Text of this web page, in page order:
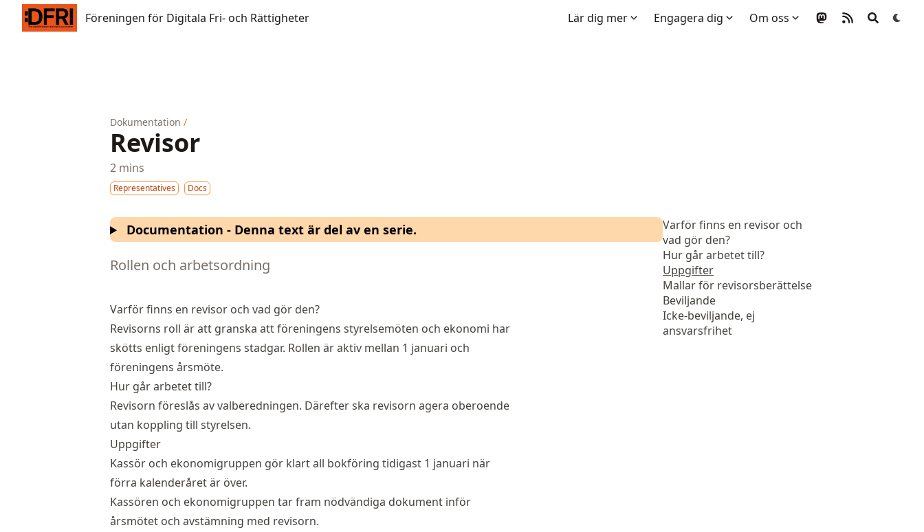
Föreningen för Digitala Fri- och Rättigheter
Föreningen för Digitala Fri- och Rättigheter Lär dig mer Engagera dig Om oss
Dokumentation /
Revisor
2 mins
Representatives Docs
Varför finns en revisor och
vad gör den?
Hur går arbetet till?
Uppgifter
Mallar för revisorsberättelse
Beviljande
Icke-beviljande, ej
ansvarsfrihet
Documentation - Denna text är del av en serie.
Rollen och arbetsordning
Varför finns en revisor och vad gör den?
Revisorns roll är att granska att föreningens styrelsemöten och ekonomi har
skötts enligt föreningens stadgar. Rollen är aktiv mellan 1 januari och
föreningens årsmöte.
Hur går arbetet till?
Revisorn föreslås av valberedningen. Därefter ska revisorn agera oberoende
utan koppling till styrelsen.
Uppgifter
Kassör och ekonomigruppen gör klart all bokföring tidigast 1 januari när
förra kalenderåret är över.
Kassören och ekonomigruppen tar fram nödvändiga dokument inför
årsmötet och avstämning med revisorn.